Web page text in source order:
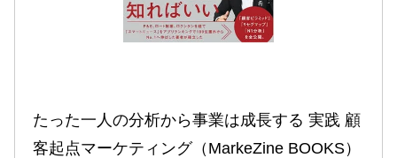
たった一人の分析から事業は成長する 実践 顧
客起点マーケティング（MarkeZine BOOKS）